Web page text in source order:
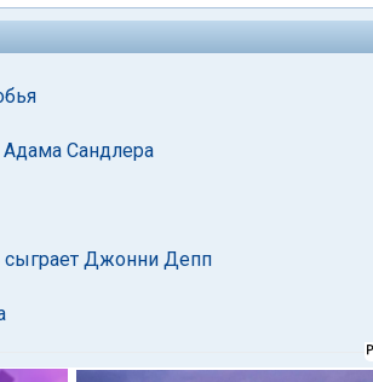
Сандлера
сыграет Джонни Депп